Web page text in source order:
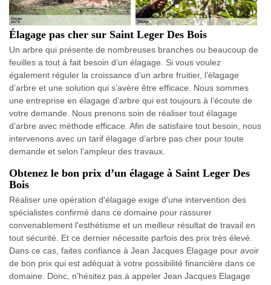
Élagage pas cher sur Saint Leger Des Bois
Un arbre qui présente de nombreuses branches ou beaucoup de
feuilles a tout à fait besoin d’un élagage. Si vous voulez
également réguler la croissance d’un arbre fruitier, l’élagage
d’arbre et une solution qui s’avère être efficace. Nous sommes
une entreprise en élagage d’arbre qui est toujours à l’écoute de
votre demande. Nous prenons soin de réaliser tout élagage
d’arbre avec méthode efficace. Afin de satisfaire tout besoin, nous
intervenons avec un tarif élagage d’arbre pas cher pour toute
demande et selon l’ampleur des travaux.
Obtenez le bon prix d’un élagage à Saint Leger Des
Bois
Réaliser une opération d'élagage exige d'une intervention des
spécialistes confirmé dans ce domaine pour rassurer
convenablement l'esthétisme et un meilleur résultat de travail en
tout sécurité. Et ce dernier nécessite parfois des prix très élevé.
Dans ce cas, faites confiance à Jean Jacques Elagage pour avoir
de bon prix qui est adéquat à votre possibilité financière dans ce
domaine. Donc, n'hésitez pas à appeler Jean Jacques Elagage